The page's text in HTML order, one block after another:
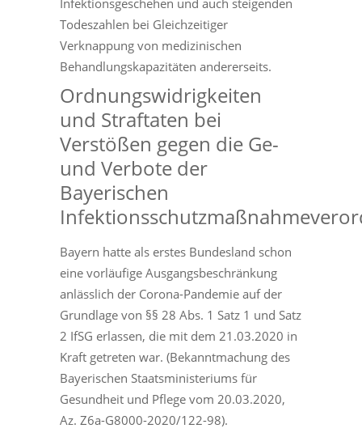
Infektionsgeschehen und auch steigenden
Todeszahlen bei Gleichzeitiger
Verknappung von medizinischen
Behandlungskapazitäten andererseits.
Ordnungswidrigkeiten
und Straftaten bei
Verstößen gegen die Ge-
und Verbote der
Bayerischen
Bayern hatte als erstes Bundesland schon
eine vorläufige Ausgangsbeschränkung
anlässlich der Corona-Pandemie auf der
Grundlage von §§ 28 Abs. 1 Satz 1 und Satz
2 IfSG erlassen, die mit dem 21.03.2020 in
Kraft getreten war. (Bekanntmachung des
Bayerischen Staatsministeriums für
Gesundheit und Pflege vom 20.03.2020,
Az. Z6a-G8000-2020/122-98).